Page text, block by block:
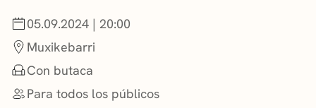
05.09.2024 | 20:00
Muxikebarri
Con butaca
Para todos los públicos